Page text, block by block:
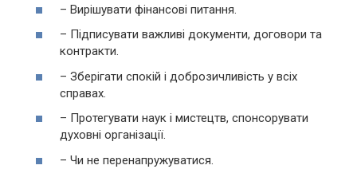
– Вирішувати фінансові питання.
– Підписувати важливі документи, договори та
контракти.
– Зберігати спокій і доброзичливість у всіх
справах.
– Протегувати наук і мистецтв, спонсорувати
духовні організації.
– Чи не перенапружуватися.